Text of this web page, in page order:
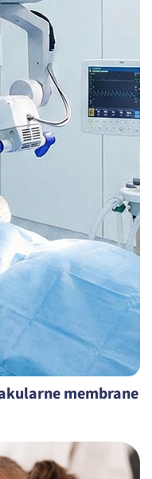
membrane